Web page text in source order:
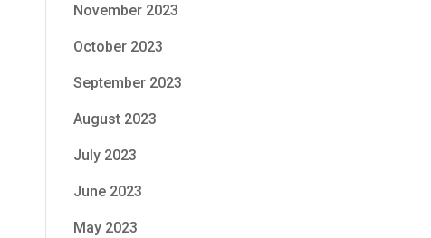
November 2023
October 2023
September 2023
August 2023
July 2023
June 2023
May 2023